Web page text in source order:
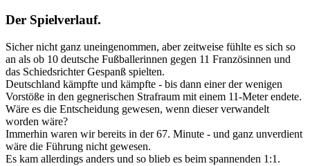
Der Spielverlauf.
Sicher nicht ganz uneingenommen, aber zeitweise fühlte es sich so
an als ob 10 deutsche Fußballerinnen gegen 11 Französinnen und
das Schiedsrichter Gespanß spielten.
Deutschland kämpfte und kämpfte - bis dann einer der wenigen
Vorstöße in den gegnerischen Strafraum mit einem 11-Meter endete.
Wäre es die Entscheidung gewesen, wenn dieser verwandelt
worden wäre?
Immerhin waren wir bereits in der 67. Minute - und ganz unverdient
wäre die Führung nicht gewesen.
Es kam allerdings anders und so blieb es beim spannenden 1:1.